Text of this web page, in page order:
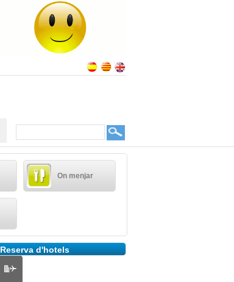
On menjar
Reserva d'hotels